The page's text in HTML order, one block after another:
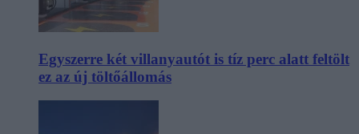
Egyszerre két villanyautót is tíz perc alatt feltölt
ez az új töltőállomás